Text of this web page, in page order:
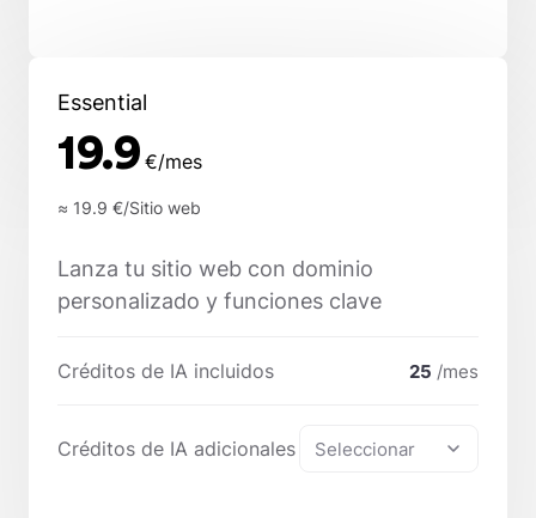
Essential
19.9 €/mes
≈ 19.9 €/Sitio web
Lanza tu sitio web con dominio
personalizado y funciones clave
Créditos de IA incluidos 25 /mes
Créditos de IA adicionales Seleccionar